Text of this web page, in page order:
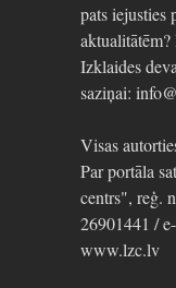
pats iejusties
Izklaides
saziņai:
Visas
Par portāla
centrs", reģ.
26901441 /
www.lzc.lv